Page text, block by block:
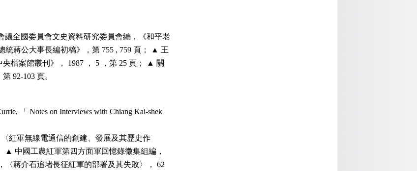
議全國委員會文史資料研究委員會編，《和平老
統蔣公大事長編初稿》，第 755 , 759 頁； ▲ 王
檔案館叢刊》， 1987 ， 5 ，第 25 頁； ▲ 關
92-103 頁。
「 Notes on Interviews with Chiang Kai-shek
紅軍無線電通信的創建、發展及其歷史作
▲ 中國工農紅軍第四方面軍回憶錄徵集組編，
〈蔣介石追堵長征紅軍的部署及其失敗〉， 62